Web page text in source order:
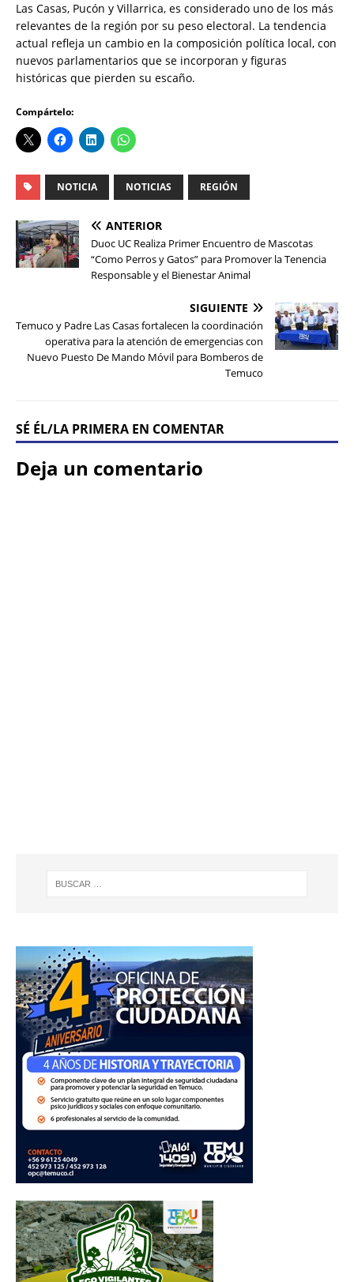
Las Casas, Pucón y Villarrica, es considerado uno de los más
relevantes de la región por su peso electoral. La tendencia
actual refleja un cambio en la composición política local, con
nuevos parlamentarios que se incorporan y figuras
históricas que pierden su escaño.
Compártelo:
NOTICIA NOTICIAS REGIÓN
ANTERIOR
Duoc UC Realiza Primer Encuentro de Mascotas
“Como Perros y Gatos” para Promover la Tenencia
Responsable y el Bienestar Animal
SIGUIENTE
Temuco y Padre Las Casas fortalecen la coordinación
operativa para la atención de emergencias con
Nuevo Puesto De Mando Móvil para Bomberos de
Temuco
SÉ ÉL/LA PRIMERA EN COMENTAR
Deja un comentario